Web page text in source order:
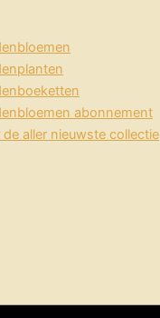
abonnement
de aller nieuwste collectie